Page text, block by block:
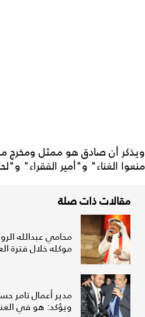
ويذكر أن صادق هو ممثل ومخرج
منعوا الغناء" و"أمير
مقالات ذات صلة
محامي عبدالله
موكله خلال فترة
مدير أعمال تامر
ويؤكد: هو في